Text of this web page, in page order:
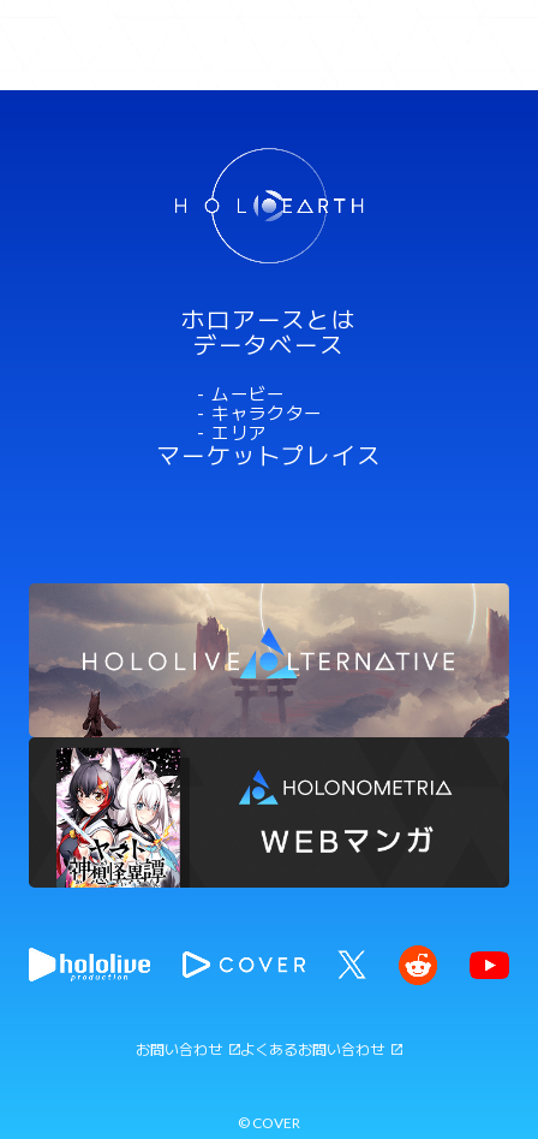
ホロアースとは
データベース
- ムービー
- キャラクター
- エリア
マーケットプレイス
お問い合わせ よくあるお問い合わせ
© COVER